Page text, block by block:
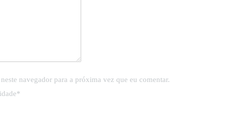
navegador para a próxima vez que eu comentar.
*